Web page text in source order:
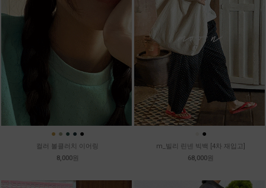
● ● ● ● ●
컬러 볼클러치 이어링
8,000원
●
m_빌리 린넨 빅백 [4차 재입고]
68,000원